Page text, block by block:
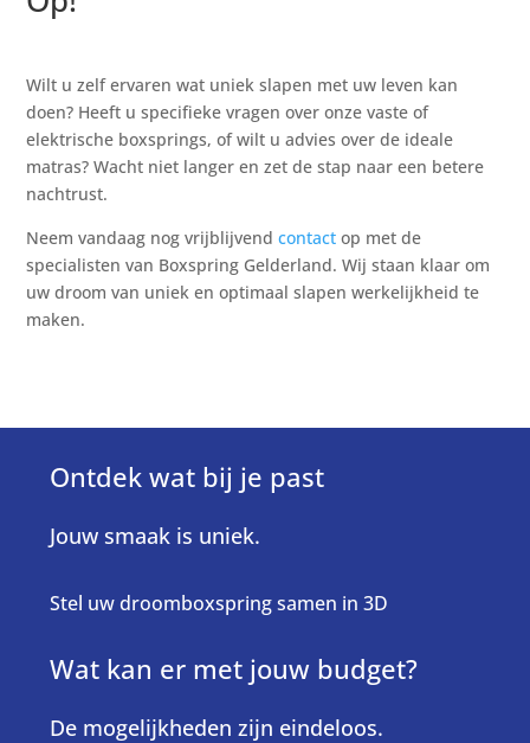
Wilt u zelf ervaren wat uniek slapen met uw leven kan
doen? Heeft u specifieke vragen over onze vaste of
elektrische boxsprings, of wilt u advies over de ideale
matras? Wacht niet langer en zet de stap naar een betere
nachtrust.
Neem vandaag nog vrijblijvendcontact op met de
specialisten van Boxspring Gelderland. Wij staan klaar om
uw droom van uniek en optimaal slapen werkelijkheid te
maken.
Ontdek wat bij je past
Jouw smaak is uniek.
Stel uw droomboxspring samen in 3D
Wat kan er met jouw budget?
De mogelijkheden zijn eindeloos.